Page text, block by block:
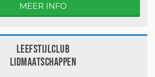
MEER INFO
Leefstijlclub
Lidmaatschappen